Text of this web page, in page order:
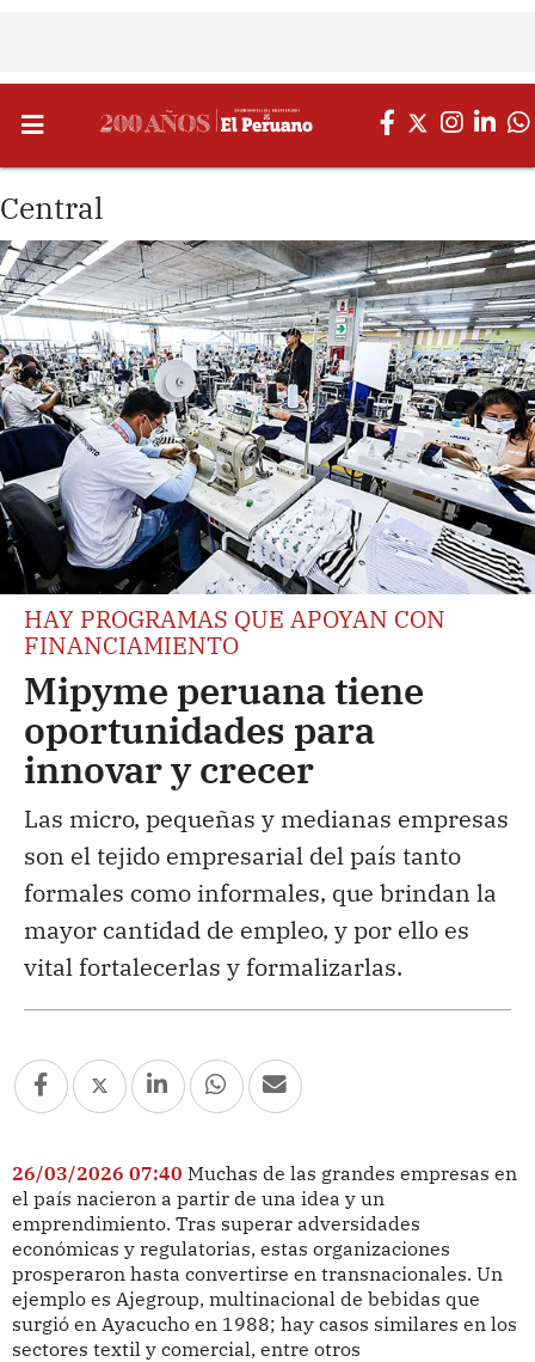
Central
HAY PROGRAMAS QUE APOYAN CON
FINANCIAMIENTO
Mipyme peruana tiene
oportunidades para
innovar y crecer
Las micro, pequeñas y medianas empresas
son el tejido empresarial del país tanto
formales como informales, que brindan la
mayor cantidad de empleo, y por ello es
vital fortalecerlas y formalizarlas.
26/03/2026 07:40 Muchas de las grandes empresas en
el país nacieron a partir de una idea y un
emprendimiento. Tras superar adversidades
económicas y regulatorias, estas organizaciones
prosperaron hasta convertirse en transnacionales. Un
ejemplo es Ajegroup, multinacional de bebidas que
surgió en Ayacucho en 1988; hay casos similares en los
sectores textil y comercial, entre otros